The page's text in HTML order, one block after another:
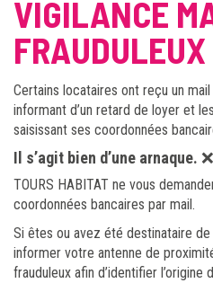
VIGILANCE
Certains locataires ont reçu un
informant d’un retard de loyer et
saisissant ses coordonnées
Il s’agit bien d’une arnaque. ❌
TOURS HABITAT ne vous
coordonnées bancaires par mail.
Si êtes ou avez été destinataire
informer votre antenne de
frauduleux afin d’identifier l’origine